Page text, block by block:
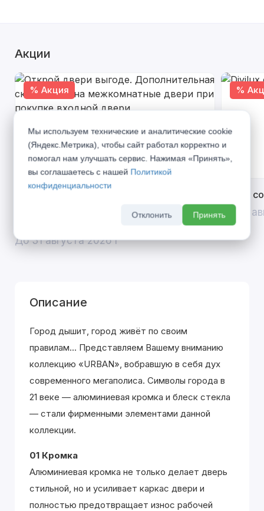
Акции
% Акция
скидка 10% на межкомнатные двери при
До 31 августа 2026 г
%
Divilux
До 31
Описание
Город дышит, город живёт по своим
правилам... Представляем Вашему вниманию
коллекцию «URBAN», вобравшую в себя дух
современного мегаполиса. Символы города в
21 веке — алюминиевая кромка и блеск стекла
— стали фирменными элементами данной
коллекции.
01 Кромка
Алюминиевая кромка не только делает дверь
стильной, но и усиливает каркас двери и
полностью предотвращает износ рабочей
Мы используем технические и аналитические cookie
(Яндекс.Метрика), чтобы сайт работал корректно и
помогал нам улучшать сервис. Нажимая «Принять»,
вы соглашаетесь с нашей Политикой
конфиденциальности
Отклонить Принять